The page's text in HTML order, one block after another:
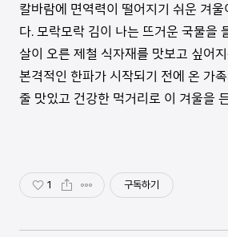
칼바람에 면역력이 떨어지기 쉬운 겨울
다. 모락모락 김이 나는 뜨거운 국물을
살이 오른 제철 식자재를 맛보고 싶어
본격적인 한파가 시작되기 전에 온 가
줄 맛있고 건강한 먹거리로 이 겨울을
1 구독하기